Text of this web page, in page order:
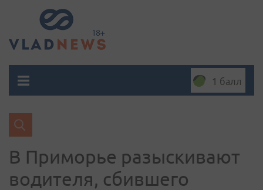
1 балл
В Приморье разыскивают
водителя, сбившего